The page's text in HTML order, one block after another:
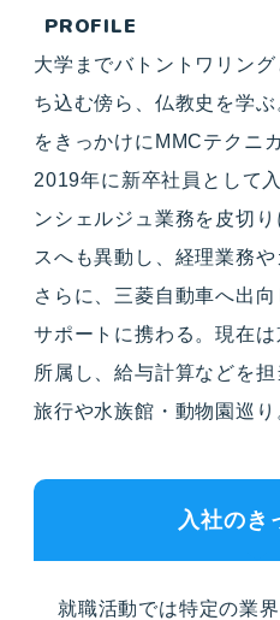
PROFILE
大学までバトントワリン
ち込む傍ら、仏教史を学
をきっかけにMMCテクニ
2019年に新卒社員として
ンシェルジュ業務を皮切
スへも異動し、経理業務
さらに、三菱自動車へ出
サポートに携わる。現在
所属し、給与計算などを
旅行や水族館・動物園巡り
入社のき
就職活動では特定の業